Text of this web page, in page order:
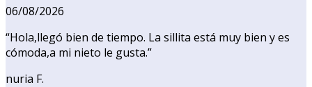
06/08/2026
“Hola,llegó bien de tiempo. La sillita está muy bien y es
cómoda,a mi nieto le gusta.”
nuria F.